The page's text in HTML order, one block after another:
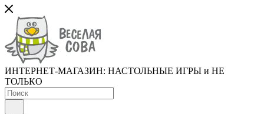
ИНТЕРНЕТ-МАГАЗИН: НАСТОЛЬНЫЕ ИГРЫ и НЕ
ТОЛЬКО